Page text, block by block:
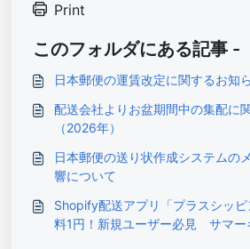
Print
このフォルダにある記事 -
日本郵便の運賃改定に関するお知
配送会社よりお盆期間中の集配に
（2026年）
日本郵便の送り状作成システムの
響について
Shopify配送アプリ「プラスシッ
料1円！新規ユーザー必見 サマー